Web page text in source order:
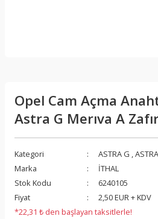
Opel Cam Açma
Astra G Merıva A
Kategori ASTRA G ,ASTRA
Marka
İTHAL
Stok Kodu
6240105
Fiyat
2,50 EUR + KDV
*22,31 ₺ den başlayan taksitlerle!